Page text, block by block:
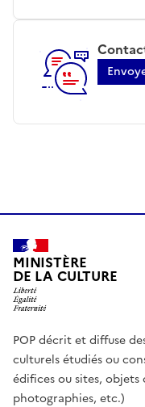
MINISTÈRE
DE LA CULTURE
POP décrit et diffuse
culturels étudiés ou
édifices ou sites, objets
photographies, etc.)